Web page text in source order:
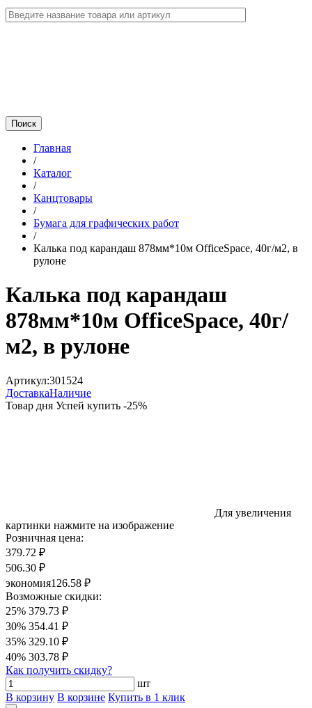
Главная
/
Каталог
/
Канцтовары
/
Бумага для графических работ
/
Калька под карандаш 878мм*10м OfficeSpace, 40г/м2, в
рулоне
Калька под карандаш
878мм*10м OfficeSpace, 40г/
м2, в рулоне
Артикул:301524
ДоставкаНаличие
Товар дня Успей купить -25%
Для увеличения
картинки нажмите на изображение
Розничная цена:
379.72 ₽
506.30 ₽
экономия126.58 ₽
Возможные скидки:
25% 379.73 ₽
30% 354.41 ₽
35% 329.10 ₽
40% 303.78 ₽
Как получить скидку?
шт
В корзину В корзине Купить в 1 клик